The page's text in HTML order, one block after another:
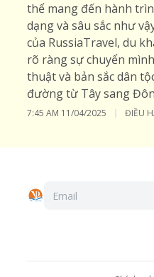
thể mang đến hành
dạng và sâu sắc như
của RussiaTravel, du
rõ ràng sự chuyển
thuật và bản sắc dân
đường từ Tây sang
7:45 AM 11/04/2025 ĐIỀU